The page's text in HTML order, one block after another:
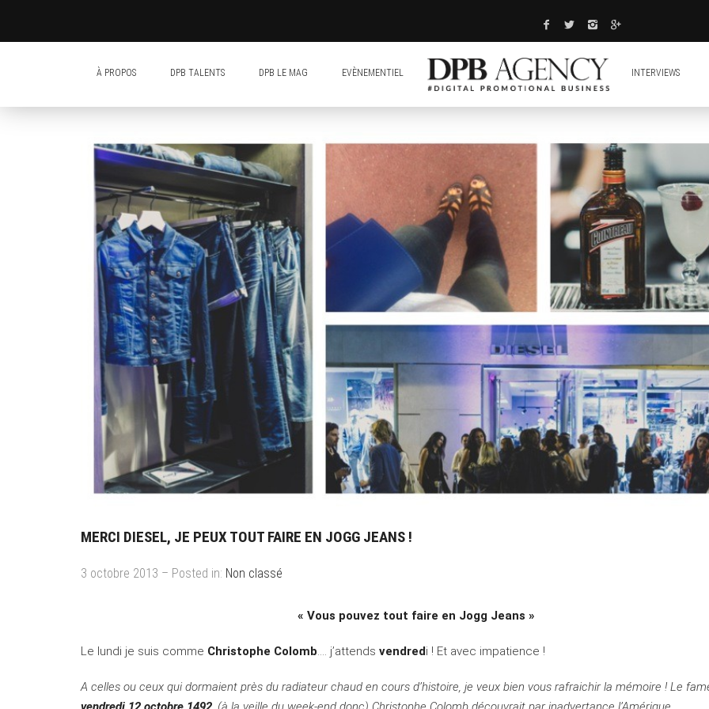
À PROPOS DPB TALENTS DPB LE MAG EVÈNEMENTIEL INTERVIEWS
MERCI DIESEL, JE PEUX TOUT FAIRE EN JOGG JEANS !
3 octobre 2013 – Posted in: Non classé
« Vous pouvez tout faire en Jogg Jeans »
Le lundi je suis comme Christophe Colomb…. j’attends vendredi ! Et avec impatience !
A celles ou ceux qui dormaient près du radiateur chaud en cours d’histoire, je veux bien vous rafraichir la mémoire ! Le